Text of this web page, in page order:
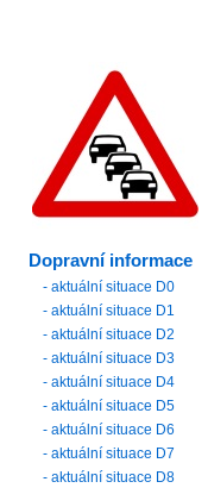
Dopravní informace
- aktuální situace D0
- aktuální situace D1
- aktuální situace D2
- aktuální situace D3
- aktuální situace D4
- aktuální situace D5
- aktuální situace D6
- aktuální situace D7
- aktuální situace D8